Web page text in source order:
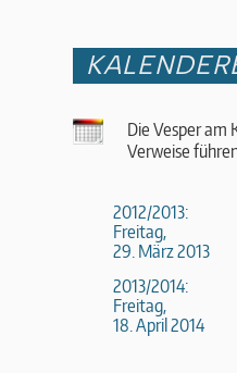
Die Vesper am
Verweise
2012/2013:
Freitag,
29. März 2013
2013/2014:
Freitag,
18. April 2014